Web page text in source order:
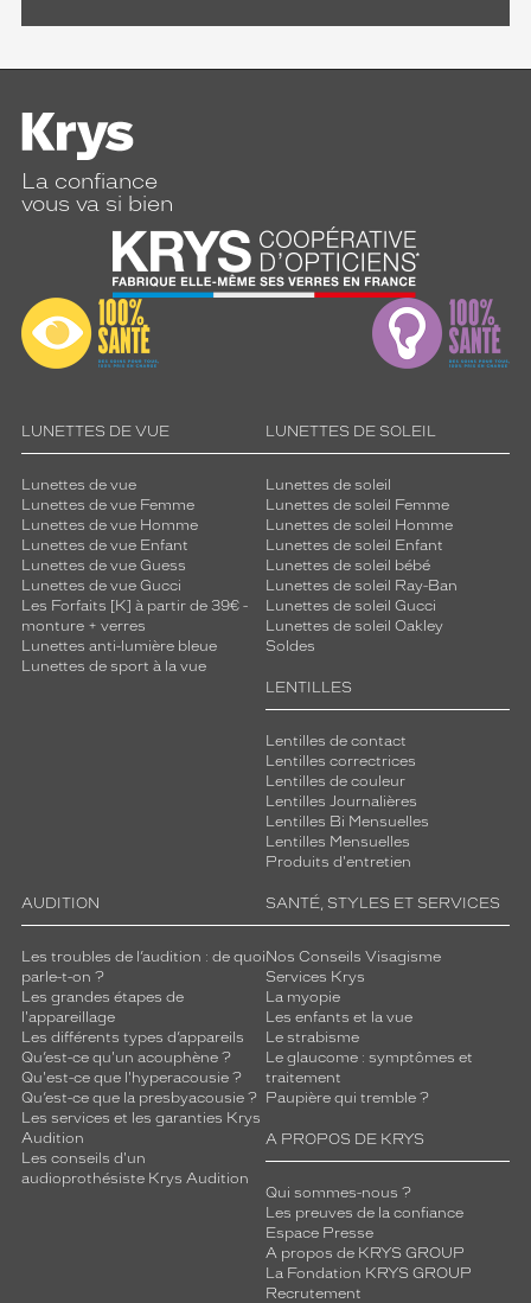
La confiance
vous va si bien
LUNETTES DE VUE
Lunettes de vue
Lunettes de vue Femme
Lunettes de vue Homme
Lunettes de vue Enfant
Lunettes de vue Guess
Lunettes de vue Gucci
Les Forfaits [K] à partir de 39€ -
monture + verres
Lunettes anti-lumière bleue
Lunettes de sport à la vue
LUNETTES DE SOLEIL
Lunettes de soleil
Lunettes de soleil Femme
Lunettes de soleil Homme
Lunettes de soleil Enfant
Lunettes de soleil bébé
Lunettes de soleil Ray-Ban
Lunettes de soleil Gucci
Lunettes de soleil Oakley
Soldes
LENTILLES
Lentilles de contact
Lentilles correctrices
Lentilles de couleur
Lentilles Journalières
Lentilles Bi Mensuelles
Lentilles Mensuelles
Produits d'entretien
AUDITION
Les troubles de l’audition : de quoi
parle-t-on ?
Les grandes étapes de
l'appareillage
Les différents types d’appareils
Qu’est-ce qu'un acouphène ?
Qu'est-ce que l'hyperacousie ?
Qu’est-ce que la presbyacousie ?
Les services et les garanties Krys
Audition
Les conseils d'un
audioprothésiste Krys Audition
SANTÉ, STYLES ET SERVICES
Nos Conseils Visagisme
Services Krys
La myopie
Les enfants et la vue
Le strabisme
Le glaucome : symptômes et
traitement
Paupière qui tremble ?
A PROPOS DE KRYS
Qui sommes-nous ?
Les preuves de la confiance
Espace Presse
A propos de KRYS GROUP
La Fondation KRYS GROUP
Recrutement